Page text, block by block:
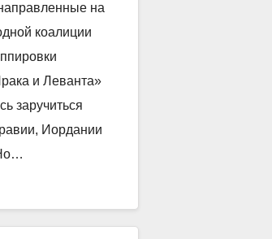
на
коалиции
и Леванта»
заручиться
Иордании